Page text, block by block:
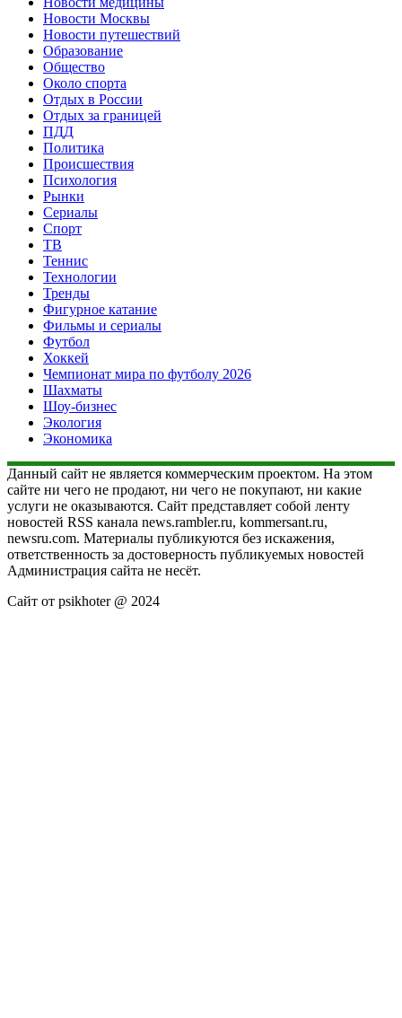
Новости Москвы
Новости путешествий
Образование
Общество
Около спорта
Отдых в России
Отдых за границей
ПДД
Политика
Происшествия
Психология
Рынки
Сериалы
Спорт
ТВ
Теннис
Технологии
Тренды
Фигурное катание
Фильмы и сериалы
Футбол
Хоккей
Чемпионат мира по футболу 2026
Шахматы
Шоу-бизнес
Экология
Экономика
Данный сайт не является коммерческим проектом. На этом
сайте ни чего не продают, ни чего не покупают, ни какие
услуги не оказываются. Сайт представляет собой ленту
новостей RSS канала news.rambler.ru, kommersant.ru,
newsru.com. Материалы публикуются без искажения,
ответственность за достоверность публикуемых новостей
Администрация сайта не несёт.
Сайт от psikhoter @ 2024